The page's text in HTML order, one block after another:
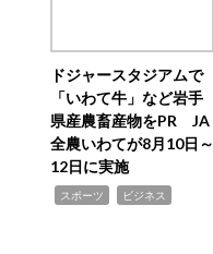
ドジャースタジアムで
「いわて牛」など岩手
県産農畜産物をPR JA
全農いわてが8月10日～
12日に実施
スポーツ ビジネス